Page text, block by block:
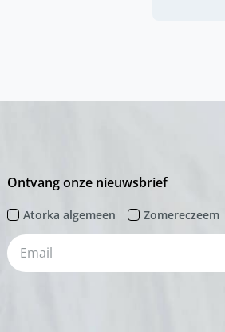
Ontvang onze nieuwsbrief
Atorka algemeen Zomereczeem